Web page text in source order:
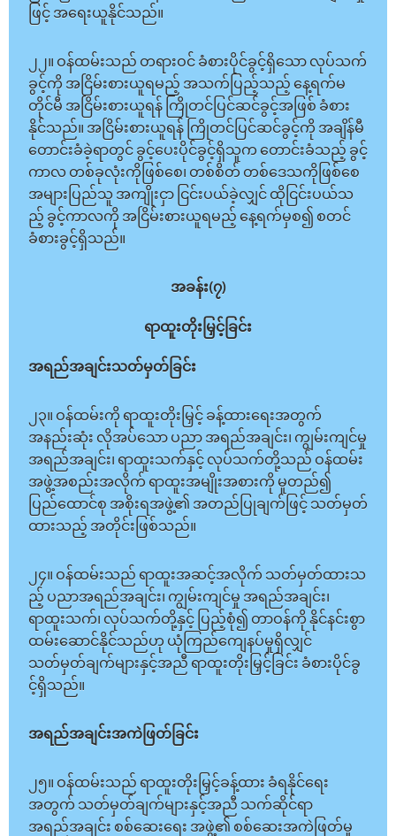
ဖြင့် အရေးယူနိုင်သည်။
၂၂။ ဝန်ထမ်းသည် တရားဝင် ခံစားပိုင်ခွင့်ရှိသော လုပ်သက်
ခွင့်ကို အငြိမ်းစားယူရမည့် အသက်ပြည့်သည့် နေ့ရက်မ
တိုင်မီ အငြိမ်းစားယူရန် ကြိုတင်ပြင်ဆင်ခွင့်အဖြစ် ခံစား
နိုင်သည်။ အငြိမ်းစားယူရန် ကြိုတင်ပြင်ဆင်ခွင့်ကို အချိန်မီ
တောင်းခံခဲ့ရာတွင် ခွင့်ပေးပိုင်ခွင့်ရှိသူက တောင်းခံသည့် ခွင့်
ကာလ တစ်ခုလုံးကိုဖြစ်စေ၊ တစ်စိတ် တစ်ဒေသကိုဖြစ်စေ
အများပြည်သူ အကျိုးငှာ ငြင်းပယ်ခဲ့လျှင် ထိုငြင်းပယ်သ
ည့် ခွင့်ကာလကို အငြိမ်းစားယူရမည့် နေ့ရက်မှစ၍ စတင်
ခံစားခွင့်ရှိသည်။
အခန်း(၇)
ရာထူးတိုးမြှင့်ခြင်း
အရည်အချင်းသတ်မှတ်ခြင်း
၂၃။ ဝန်ထမ်းကို ရာထူးတိုးမြှင့် ခန့်ထားရေးအတွက်
အနည်းဆုံး လိုအပ်သော ပညာ အရည်အချင်း၊ ကျွမ်းကျင်မှု
အရည်အချင်း၊ ရာထူးသက်နှင့် လုပ်သက်တို့သည် ဝန်ထမ်း
အဖွဲ့အစည်းအလိုက် ရာထူးအမျိုးအစားကို မူတည်၍
ပြည်ထောင်စု အစိုးရအဖွဲ့၏ အတည်ပြုချက်ဖြင့် သတ်မှတ်
ထားသည့် အတိုင်းဖြစ်သည်။
၂၄။ ဝန်ထမ်းသည် ရာထူးအဆင့်အလိုက် သတ်မှတ်ထားသ
ည့် ပညာအရည်အချင်း၊ ကျွမ်းကျင်မှု အရည်အချင်း၊
ရာထူးသက်၊ လုပ်သက်တို့နှင့် ပြည့်စုံ၍ တာဝန်ကို နိုင်နင်းစွာ
ထမ်းဆောင်နိုင်သည်ဟု ယုံကြည်ကျေနပ်မှုရှိလျှင်
သတ်မှတ်ချက်များနှင့်အညီ ရာထူးတိုးမြှင့်ခြင်း ခံစားပိုင်ခွ
င့်ရှိသည်။
အရည်အချင်းအကဲဖြတ်ခြင်း
၂၅။ ဝန်ထမ်းသည် ရာထူးတိုးမြှင့်ခန့်ထား ခံရနိုင်ရေး
အတွက် သတ်မှတ်ချက်များနှင့်အညီ သက်ဆိုင်ရာ
အရည်အချင်း စစ်ဆေးရေး အဖွဲ့၏ စစ်ဆေးအကဲဖြတ်မှု